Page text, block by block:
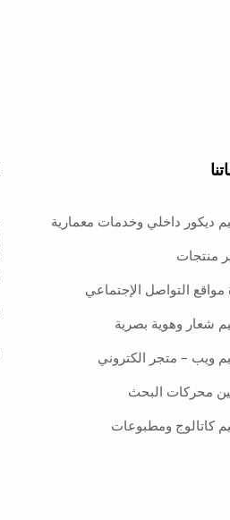
ديكور داخلي وخدمات معمارية
منتجات
مواقع التواصل الإجتماعي
شعار وهوية بصرية
ويب – متجر الكتروني
محركات البحث
كاتالوج ومطبوعات